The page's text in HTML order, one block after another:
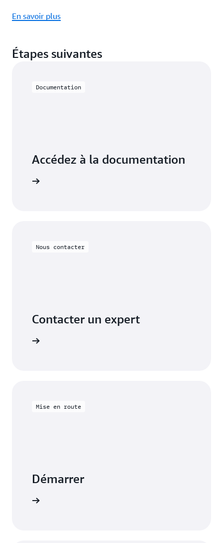
En savoir plus
Étapes suivantes
Documentation
Accédez à la documentation
Nous contacter
Contacter un expert
Mise en route
Démarrer